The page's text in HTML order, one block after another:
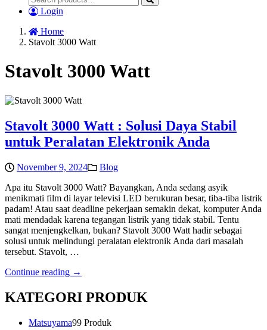
Login
Home
Stavolt 3000 Watt
Stavolt 3000 Watt
Stavolt 3000 Watt : Solusi Daya Stabil
untuk Peralatan Elektronik Anda
November 9, 2024
Blog
Apa itu Stavolt 3000 Watt? Bayangkan, Anda sedang asyik
menikmati film di layar televisi LED berukuran besar, tiba-tiba listrik
padam! Atau saat deadline pekerjaan semakin dekat, komputer Anda
mati mendadak karena tegangan listrik yang tidak stabil. Tentu
sangat menjengkelkan, bukan? Stavolt 3000 Watt hadir sebagai
solusi untuk melindungi peralatan elektronik Anda dari masalah
tersebut. Stavolt, …
Continue reading →
KATEGORI PRODUK
Matsuyama99 Produk